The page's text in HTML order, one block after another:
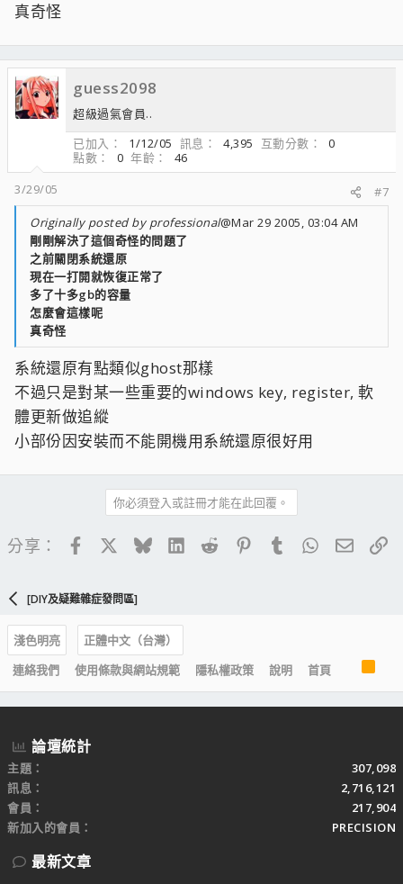
真奇怪
guess2098
超級過氣會員..
已加入
1/12/05 訊息 4,395 互動分數
0
點數
0 年齡
46
3/29/05
#7
Originally posted by professional@Mar 29 2005, 03:04 AM
剛剛解決了這個奇怪的問題了
之前關閉系統還原
現在一打開就恢復正常了
多了十多gb的容量
怎麼會這樣呢
真奇怪
系統還原有點類似ghost那樣
不過只是對某一些重要的windows key, register, 軟
體更新做追縱
小部份因安裝而不能開機用系統還原很好用
你必須登入或註冊才能在此回覆。
分享： FacebookBlueskyLinkedIn
Reddit PinterestTumblrWhatsApp
電子
[DIY及疑難雜症發問區]
淺色明亮
正體中文（台灣）
連絡我們
使用條款與網站規範 隱私權政策 說明 首頁
R
S
S
論壇統計
主題
307,098
訊息
2,716,121
會員
217,904
新加入的會員
PRECISION
最新文章